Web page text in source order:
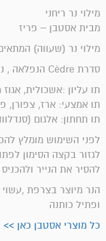
מילוי נר ריחני
מבית אסטבן – פריז
מילוי נר (שעווה) המתאים
סדרת Cèdre הנפלאה , ניחוח עצי רענן
תו עליון :אשכולית,
תו אמצעי: ארז, צפורן,
תו תחתון: אלגום
לפני השימוש מומלץ
לגזור בקצה הסימון
להסיר את הנייר
הנר מיוצר בצרפת
ופתיל כותנה
כל מוצרי אסטבן כאן >>